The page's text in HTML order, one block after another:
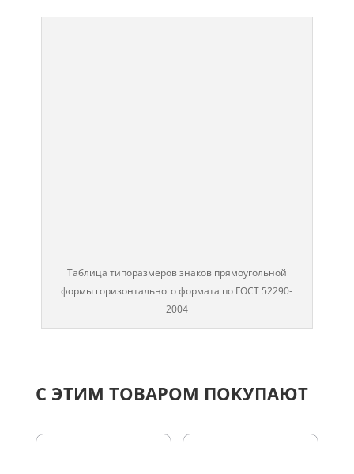
Таблица типоразмеров знаков прямоугольной
формы горизонтального формата по ГОСТ 52290-
2004
С ЭТИМ ТОВАРОМ ПОКУПАЮТ